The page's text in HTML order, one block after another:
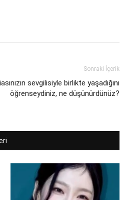
Sonraki İçerik
sevgilisiyle birlikte yaşadığını
öğrenseydiniz, ne düşünürdünüz?